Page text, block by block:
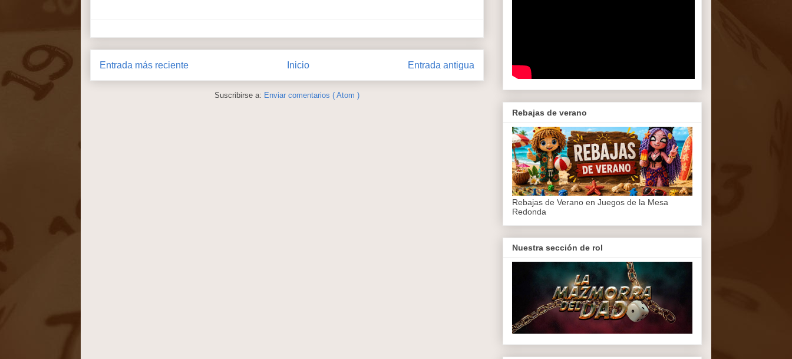
Entrada más reciente Entrada antigua
Inicio
Suscribirse a: Enviar comentarios ( Atom )
Rebajas de verano
Rebajas de Verano en Juegos de la Mesa
Redonda
Nuestra sección de rol